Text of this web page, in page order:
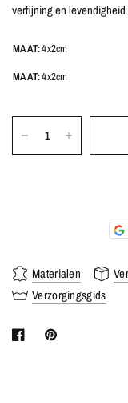
verfijning en
MAAT:4x2cm
MAAT:4x2cm
Materialen
Verzorgingsgids